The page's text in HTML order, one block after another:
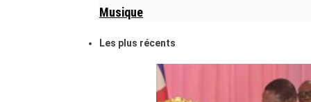
Musique
Les plus récents